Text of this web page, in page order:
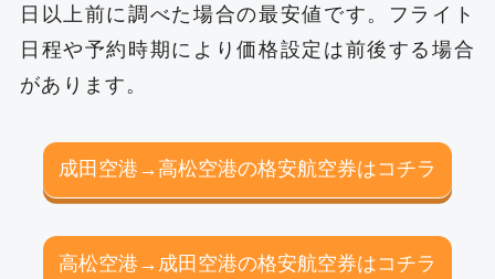
日以上前に調べた場合の最安値です。フライト
日程や予約時期により価格設定は前後する場合
があります。
成田空港→高松空港の格安航空券はコチラ
高松空港→成田空港の格安航空券はコチラ